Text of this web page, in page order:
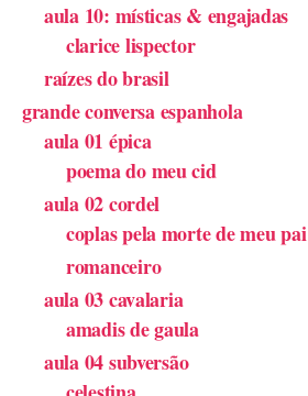
aula 10: místicas & engajadas
clarice lispector
raízes do brasil
grande conversa espanhola
aula 01 épica
poema do meu cid
aula 02 cordel
coplas pela morte de meu pai
romanceiro
aula 03 cavalaria
amadis de gaula
aula 04 subversão